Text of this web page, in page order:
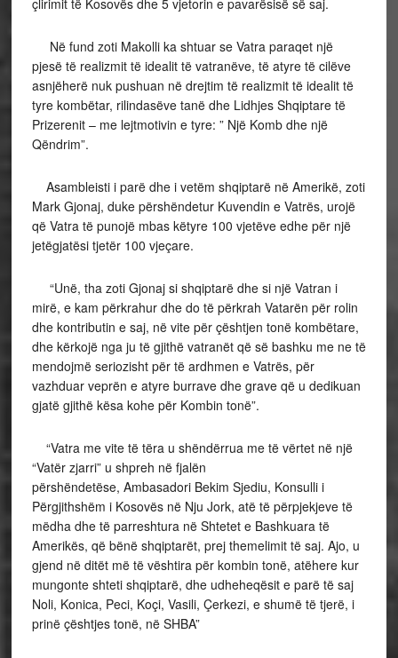
çlirimit të Kosovës dhe 5 vjetorin e pavarësisë së saj.
Në fund zoti Makolli ka shtuar se Vatra paraqet një
pjesë të realizmit të idealit të vatranëve, të atyre të cilëve
asnjëherë nuk pushuan në drejtim të realizmit të idealit të
tyre kombëtar, rilindasëve tanë dhe Lidhjes Shqiptare të
Prizerenit – me lejtmotivin e tyre: ” Një Komb dhe një
Qëndrim”.
Asambleisti i parë dhe i vetëm shqiptarë në Amerikë, zoti
Mark Gjonaj, duke përshëndetur Kuvendin e Vatrës, urojë
që Vatra të punojë mbas këtyre 100 vjetëve edhe për një
jetëgjatësi tjetër 100 vjeçare.
“Unë, tha zoti Gjonaj si shqiptarë dhe si një Vatran i
mirë, e kam përkrahur dhe do të përkrah Vatarën për rolin
dhe kontributin e saj, në vite për çështjen tonë kombëtare,
dhe kërkojë nga ju të gjithë vatranët që së bashku me ne të
mendojmë seriozisht për të ardhmen e Vatrës, për
vazhduar veprën e atyre burrave dhe grave që u dedikuan
gjatë gjithë kësa kohe për Kombin tonë”.
“Vatra me vite të tëra u shëndërrua me të vërtet në një
“Vatër zjarri” u shpreh në fjalën
përshëndetëse, Ambasadori Bekim Sjediu, Konsulli i
Përgjithshëm i Kosovës në Nju Jork, atë të përpjekjeve të
mëdha dhe të parreshtura në Shtetet e Bashkuara të
Amerikës, që bënë shqiptarët, prej themelimit të saj. Ajo, u
gjend në ditët më të vështira për kombin tonë, atëhere kur
mungonte shteti shqiptarë, dhe udheheqësit e parë të saj
Noli, Konica, Peci, Koçi, Vasili, Çerkezi, e shumë të tjerë, i
prinë çështjes tonë, në SHBA”